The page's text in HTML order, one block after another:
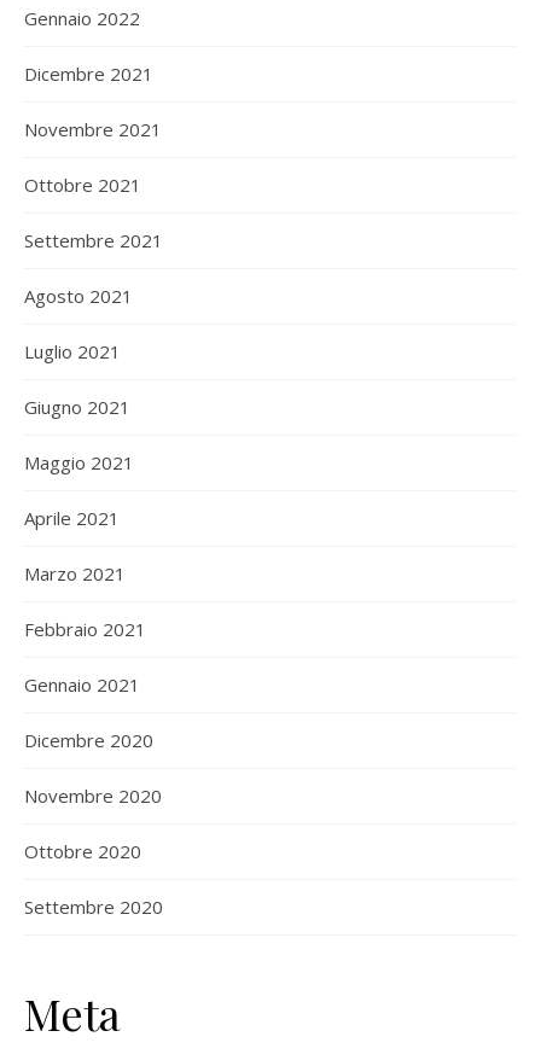
Gennaio 2022
Dicembre 2021
Novembre 2021
Ottobre 2021
Settembre 2021
Agosto 2021
Luglio 2021
Giugno 2021
Maggio 2021
Aprile 2021
Marzo 2021
Febbraio 2021
Gennaio 2021
Dicembre 2020
Novembre 2020
Ottobre 2020
Settembre 2020
Meta